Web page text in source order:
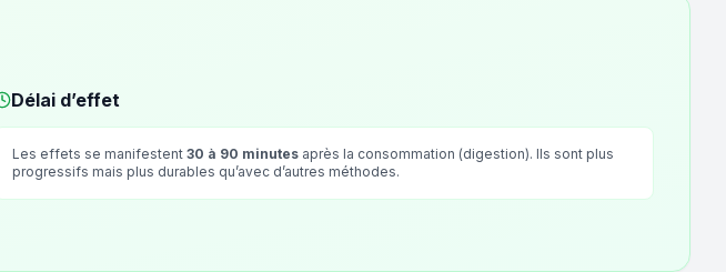
Délai d’effet
Les effets se manifestent 30 à 90 minutes après la consommation (digestion). Ils sont plus
progressifs mais plus durables qu’avec d’autres méthodes.